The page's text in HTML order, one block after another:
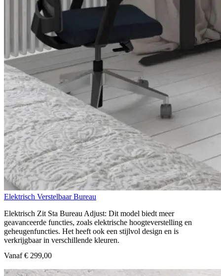
Elektrisch Verstelbaar Bureau
Elektrisch Zit Sta Bureau Adjust: Dit model biedt meer
geavanceerde functies, zoals elektrische hoogteverstelling en
geheugenfuncties. Het heeft ook een stijlvol design en is
verkrijgbaar in verschillende kleuren.
Vanaf € 299,00